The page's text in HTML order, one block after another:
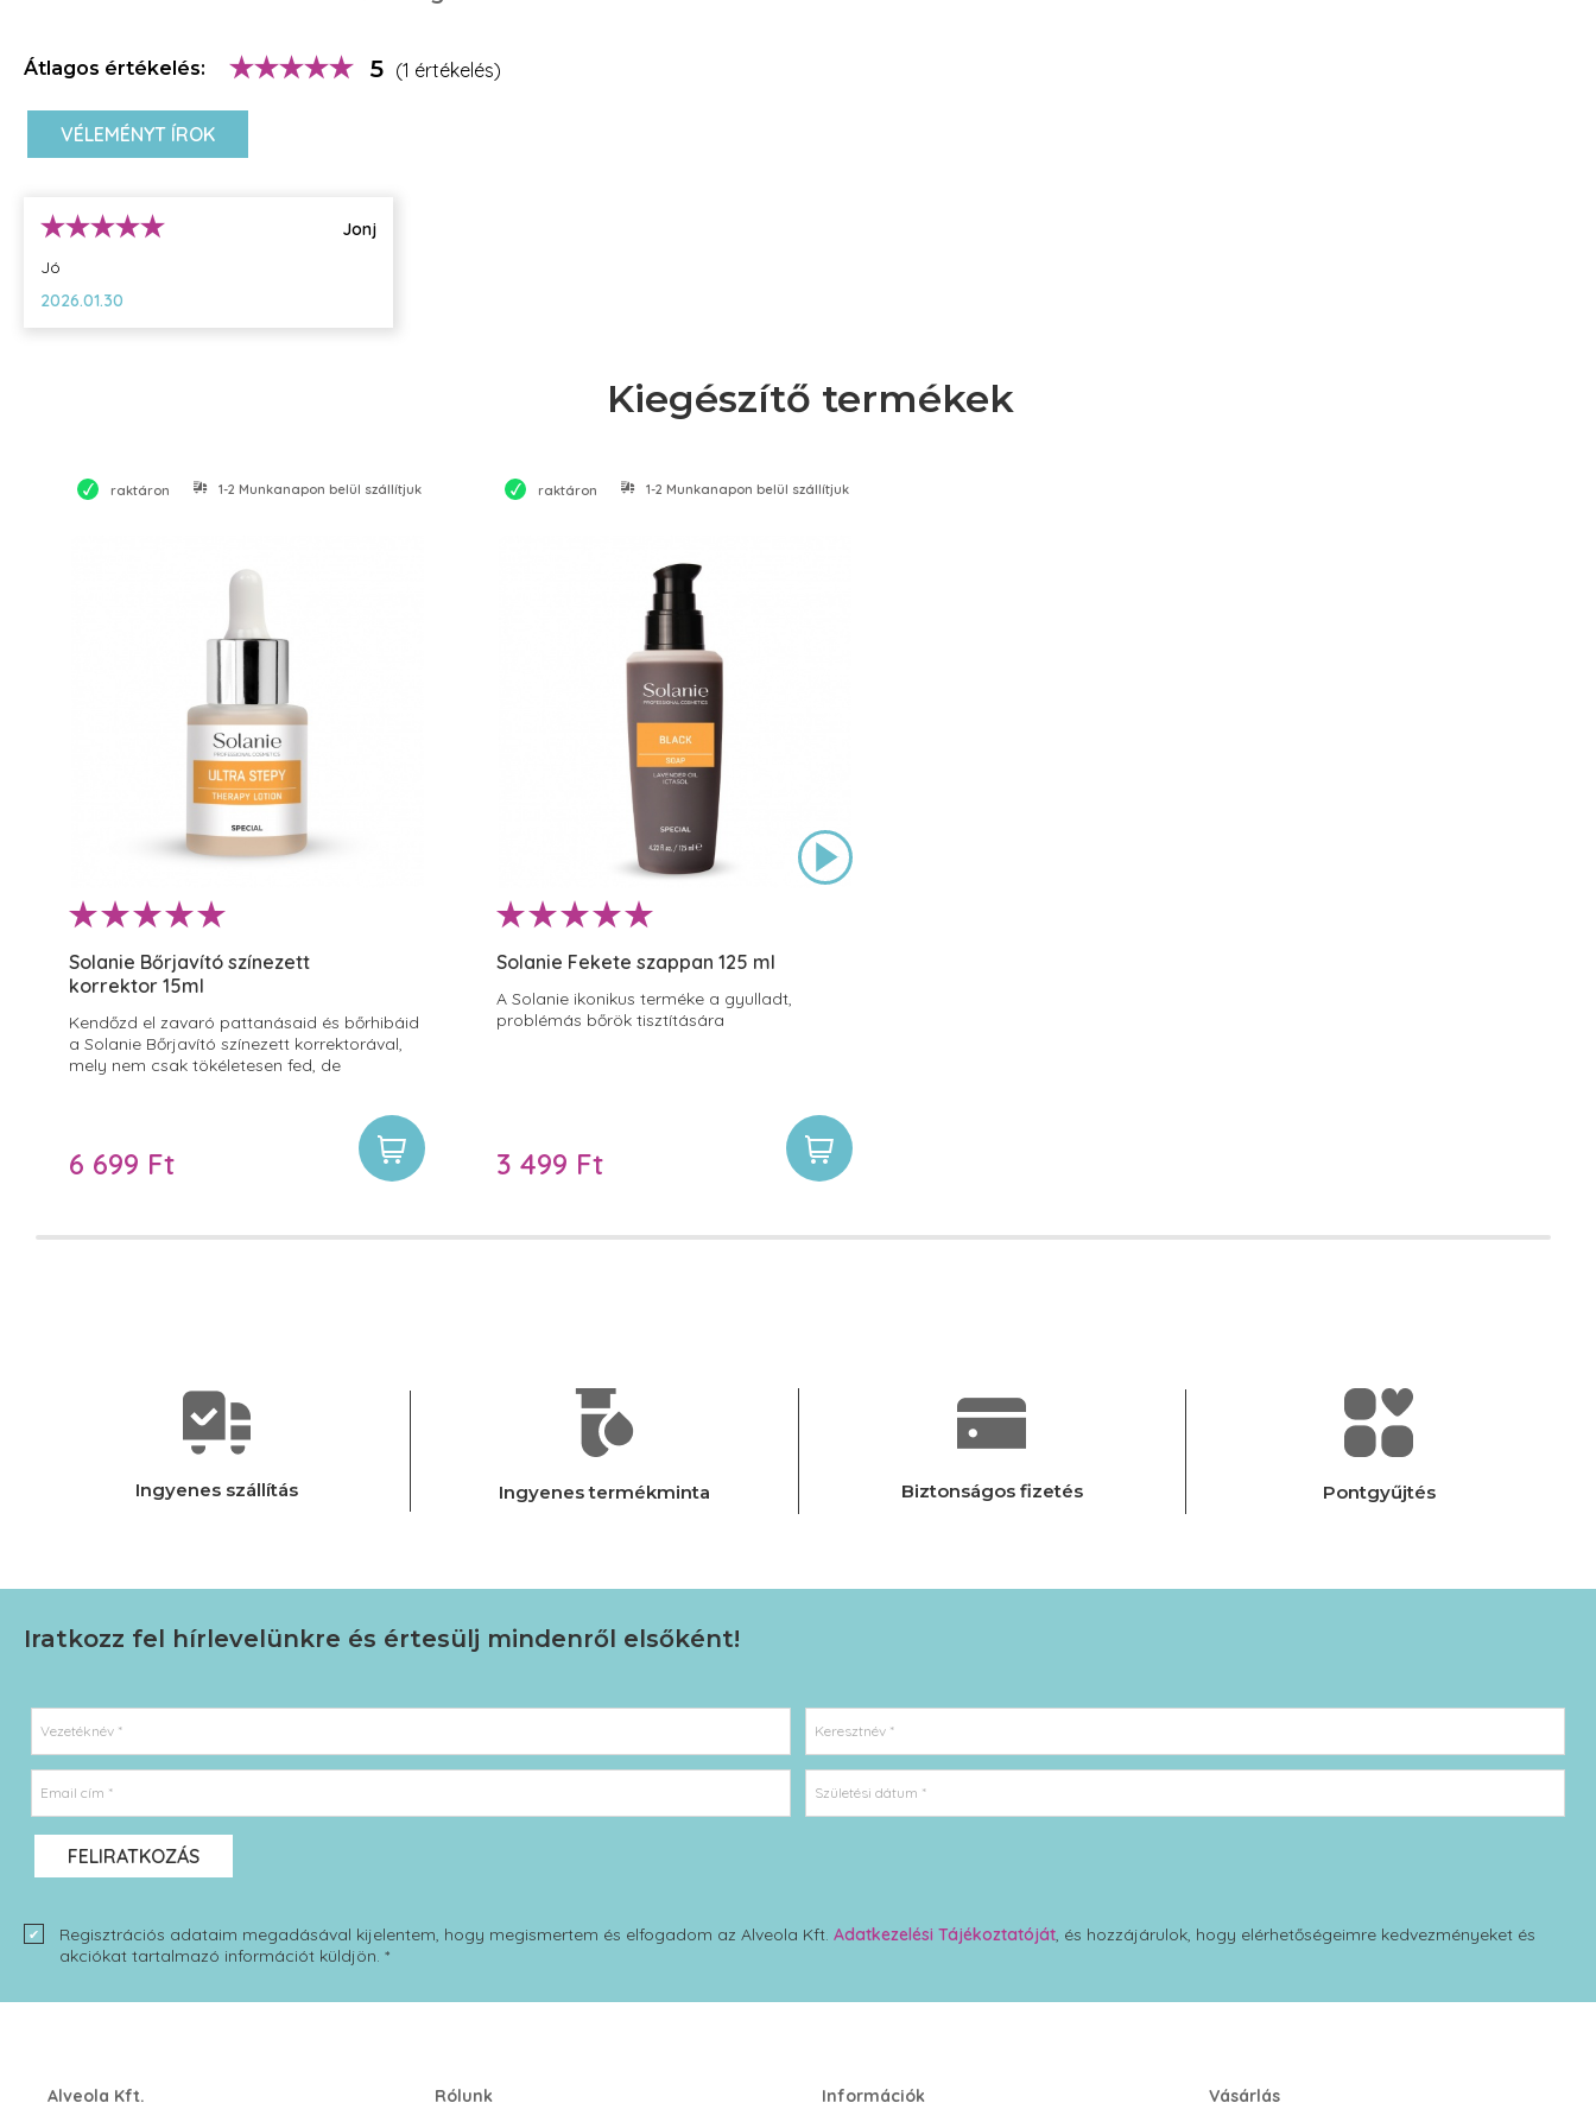
Átlagos értékelés: 5 (1 értékelés)
VÉLEMÉNYT ÍROK
Jonj
Jó
2026.01.30
Kiegészítő termékek
raktáron 1-2 Munkanapon belül szállítjuk
Solanie Bőrjavító színezett
korrektor 15ml
Kendőzd el zavaró pattanásaid és bőrhibáid
a Solanie Bőrjavító színezett korrektorával,
mely nem csak tökéletesen fed, de
6 699 Ft
raktáron 1-2 Munkanapon belül szállítjuk
Solanie Fekete szappan 125 ml
A Solanie ikonikus terméke a gyulladt,
problémás bőrök tisztítására
3 499 Ft
Ingyenes szállítás Ingyenes termékminta Biztonságos fizetés Pontgyűjtés
Iratkozz fel hírlevelünkre és értesülj mindenről elsőként!
Vezetéknév * Keresztnév *
Email cím * Születési dátum *
FELIRATKOZÁS
Regisztrációs adataim megadásával kijelentem, hogy megismertem és elfogadom az Alveola Kft. Adatkezelési Tájékoztatóját, és hozzájárulok, hogy elérhetőségeimre kedvezményeket és
akciókat tartalmazó információt küldjön. *
Alveola Kft.
Rólunk
Információk
Vásárlás